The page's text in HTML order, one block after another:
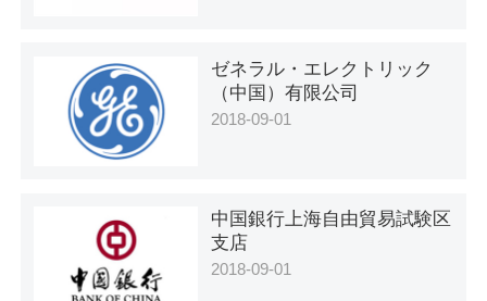
ゼネラル・エレクトリック
（中国）有限公司
2018-09-01
中国銀行上海自由貿易試験区
支店
2018-09-01